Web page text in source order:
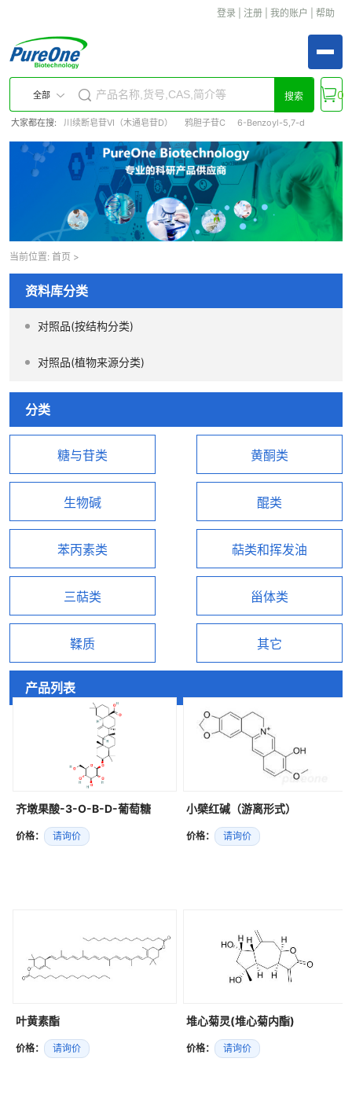
登录 注册 我的账户 帮助
全部 搜索
大家都在搜: 川续断皂苷VI（木通皂苷D） 鸦胆子苷C 6-Benzoyl-5,7-d
0
当前位置: 首页 >
资料库分类
对照品(按结构分类)
对照品(植物来源分类)
分类
糖与苷类 黄酮类
生物碱 醌类
苯丙素类 萜类和挥发油
三萜类 甾体类
鞣质 其它
产品列表
齐墩果酸-3-O-Β-D-葡萄糖
价格： 请询价
小檗红碱（游离形式）
价格： 请询价
叶黄素酯
价格： 请询价
堆心菊灵(堆心菊内酯)
价格： 请询价